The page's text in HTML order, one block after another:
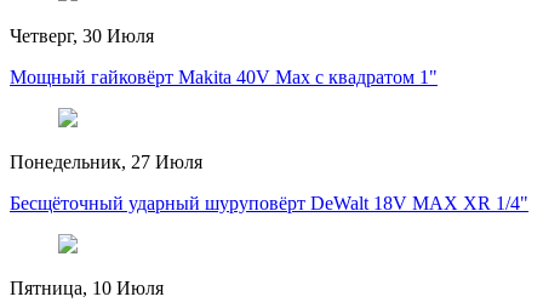
Четверг, 30 Июля
Мощный гайковёрт Makita 40V Max с квадратом 1"
Понедельник, 27 Июля
Бесщёточный ударный шуруповёрт DeWalt 18V MAX XR 1/4"
Пятница, 10 Июля